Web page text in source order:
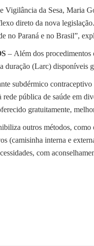
Vigilância da Sesa, Maria
direto da nova
no Paraná e no Brasil”,
– Além dos procedimentos
duração (Larc) disponíveis
subdérmico
pública de saúde em
gratuitamente,
outros métodos,
(camisinha interna e
com